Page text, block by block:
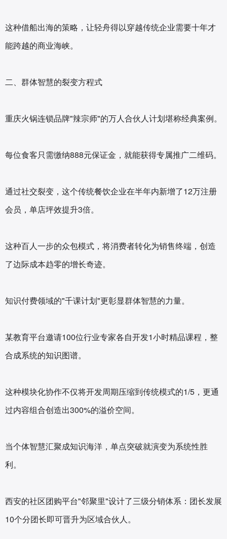
这种借船出海的策略，让轻舟得以穿越传统企业需要十年才
能跨越的商业海峡。
二、群体智慧的裂变方程式
重庆火锅连锁品牌"辣宗师"的万人合伙人计划堪称经典案例。
每位食客只需缴纳888元保证金，就能获得专属推广二维码。
通过社交裂变，这个传统餐饮企业在半年内新增了12万注册
会员，单店坪效提升3倍。
这种百人一步的众包模式，将消费者转化为销售终端，创造
了边际成本趋零的增长奇迹。
知识付费领域的"千课计划"更彰显群体智慧的力量。
某教育平台邀请100位行业专家各自开发1小时精品课程，整
合成系统的知识图谱。
这种模块化协作不仅将开发周期压缩到传统模式的1/5，更通
过内容组合创造出300%的溢价空间。
当个体智慧汇聚成知识海洋，单点突破就演变为系统性胜
利。
西安的社区团购平台"邻聚里"设计了三级分销体系：团长发展
10个分团长即可晋升为区域合伙人。